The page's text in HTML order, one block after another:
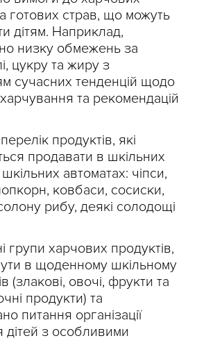
готових страв, що можуть
дітям. Наприклад,
низку обмежень за
цукру та жиру з
сучасних тенденцій щодо
та рекомендацій
продуктів, які
продавати в шкільних
автоматах: чіпси,
ковбаси, сосиски,
рибу, деякі солодощі
групи харчових продуктів,
в щоденному шкільному
(злакові, овочі, фрукти та
продукти) та
питання організації
дітей з особливими